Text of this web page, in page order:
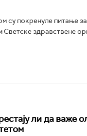
су покренуле питање
здравствене
ли да важе